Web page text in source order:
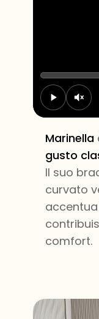
Marinella
gusto
Il suo
curv​ato
comfort.